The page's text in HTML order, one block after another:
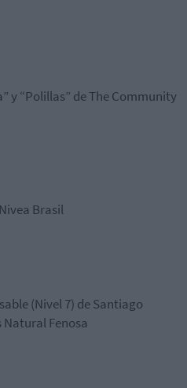
y “Polillas” deThe Community
Nivea Brasil
(Nivel 7) de Santiago
Natural Fenosa